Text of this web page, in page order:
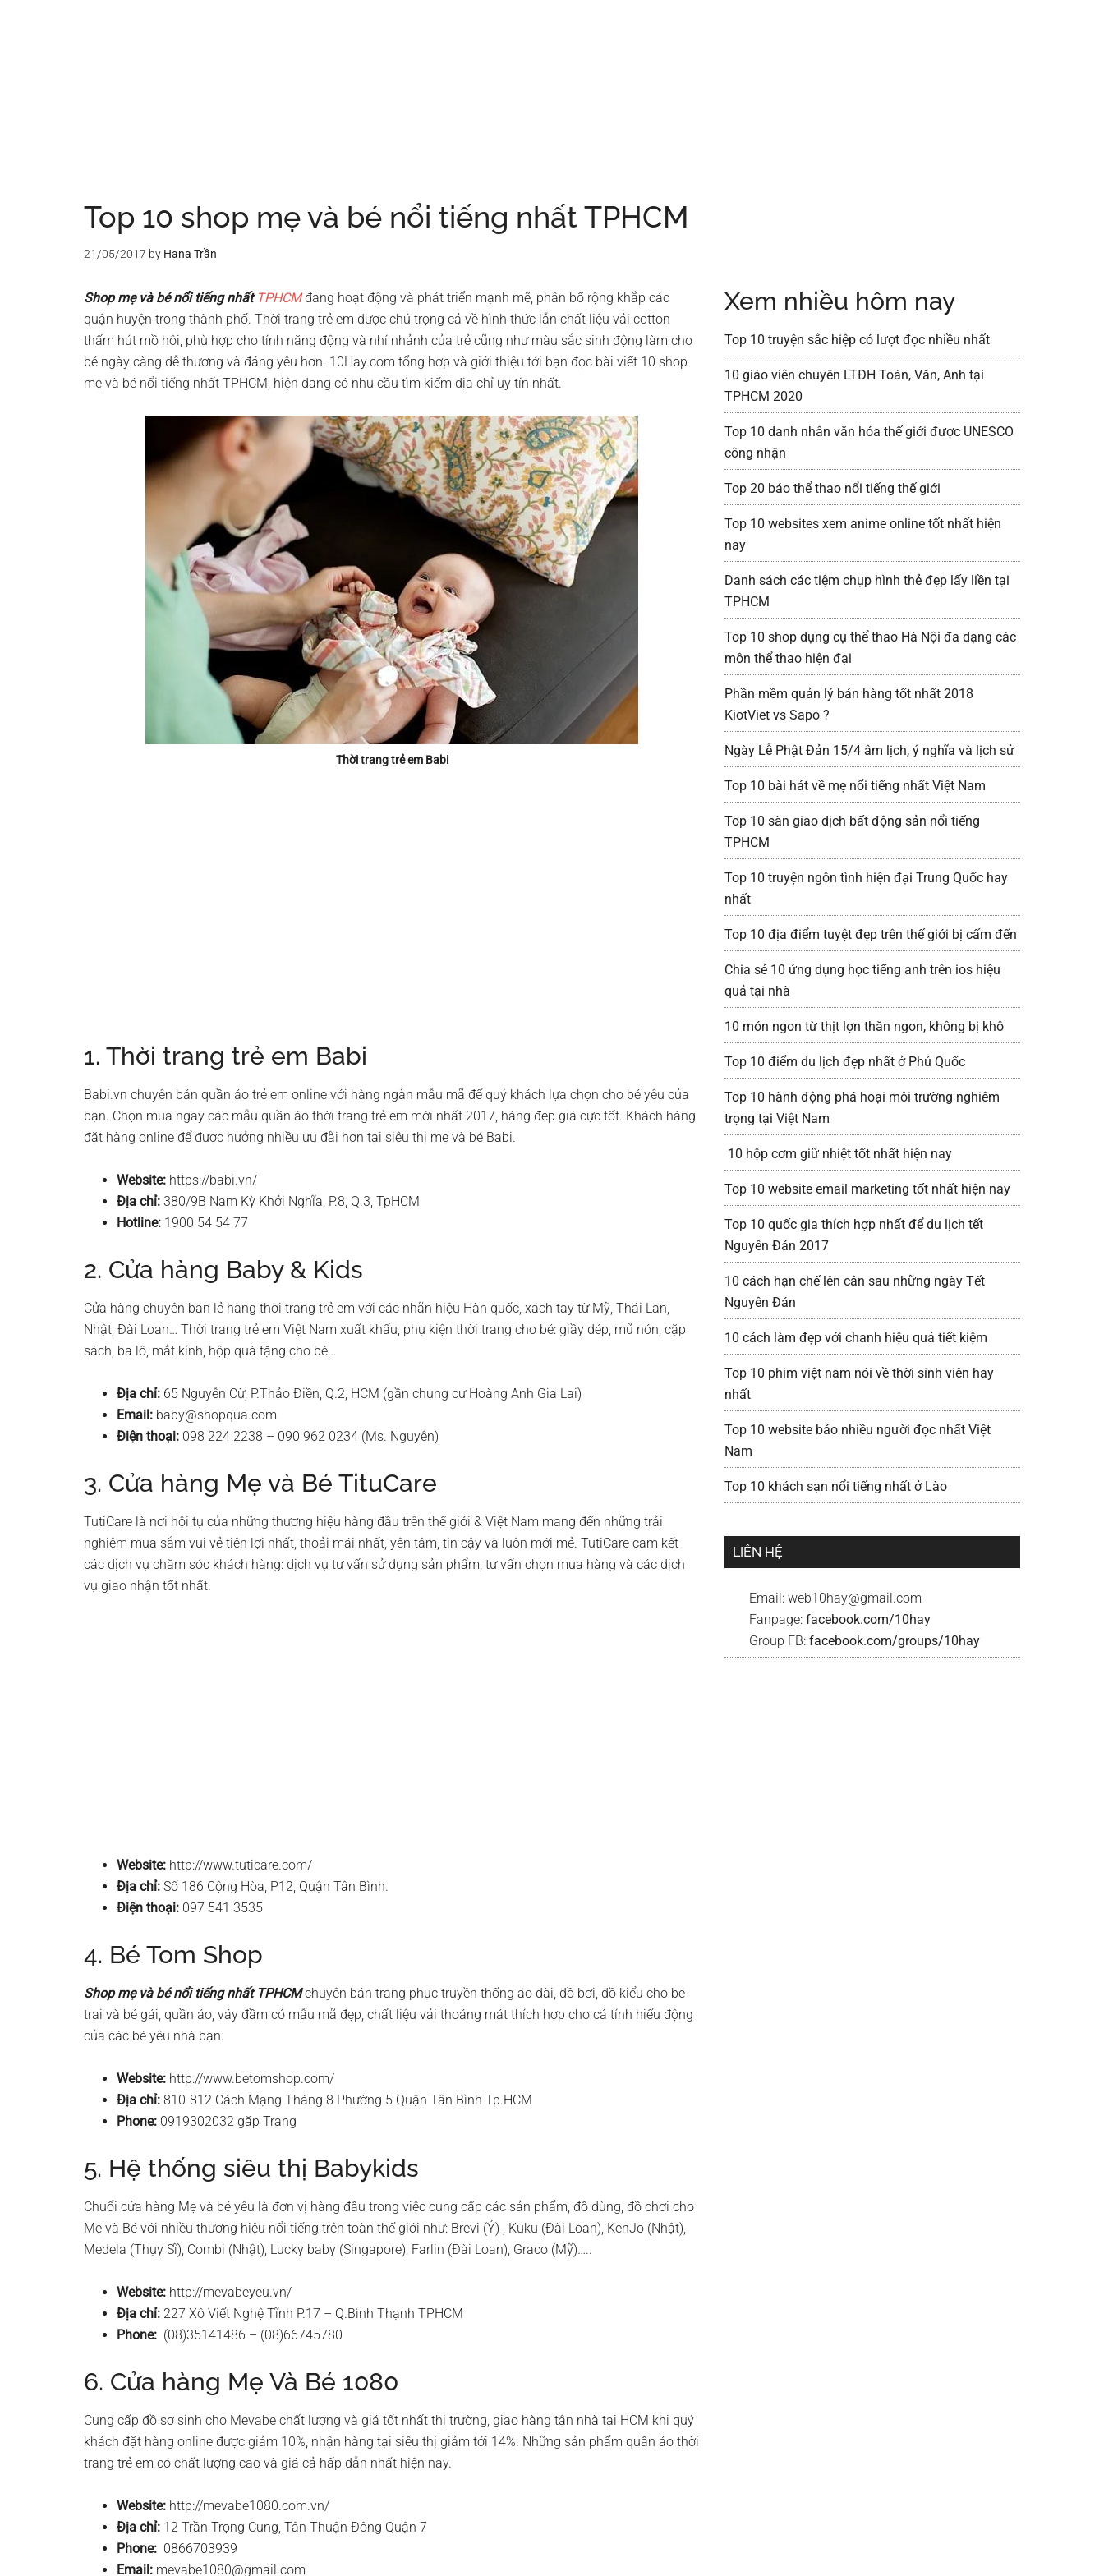
Top 10 shop mẹ và bé nổi tiếng nhất TPHCM
21/05/2017 by Hana Trần
Shop mẹ và bé nổi tiếng nhất TPHCM đang hoạt động và phát triển mạnh mẽ, phân bố rộng khắp các
quận huyện trong thành phố. Thời trang trẻ em được chú trọng cả về hình thức lẫn chất liệu vải cotton
thấm hút mồ hôi, phù hợp cho tính năng động và nhí nhảnh của trẻ cũng như màu sắc sinh động làm cho
bé ngày càng dễ thương và đáng yêu hơn. 10Hay.com tổng hợp và giới thiệu tới bạn đọc bài viết 10 shop
mẹ và bé nổi tiếng nhất TPHCM, hiện đang có nhu cầu tìm kiếm địa chỉ uy tín nhất.
Thời trang trẻ em Babi
1. Thời trang trẻ em Babi
Babi.vn chuyên bán quần áo trẻ em online với hàng ngàn mẫu mã để quý khách lựa chọn cho bé yêu của
bạn. Chọn mua ngay các mẫu quần áo thời trang trẻ em mới nhất 2017, hàng đẹp giá cực tốt. Khách hàng
đặt hàng online để được hưởng nhiều ưu đãi hơn tại siêu thị mẹ và bé Babi.
Website: https://babi.vn/
Địa chỉ: 380/9B Nam Kỳ Khởi Nghĩa, P.8, Q.3, TpHCM
Hotline: 1900 54 54 77
2. Cửa hàng Baby & Kids
Cửa hàng chuyên bán lẻ hàng thời trang trẻ em với các nhãn hiệu Hàn quốc, xách tay từ Mỹ, Thái Lan,
Nhật, Đài Loan… Thời trang trẻ em Việt Nam xuất khẩu, phụ kiện thời trang cho bé: giầy dép, mũ nón, cặp
sách, ba lô, mắt kính, hộp quà tặng cho bé…
Địa chỉ: 65 Nguyễn Cừ, P.Thảo Điền, Q.2, HCM (gần chung cư Hoàng Anh Gia Lai)
Email: baby@shopqua.com
Điện thoại: 098 224 2238 – 090 962 0234 (Ms. Nguyên)
3. Cửa hàng Mẹ và Bé TituCare
TutiCare là nơi hội tụ của những thương hiệu hàng đầu trên thế giới & Việt Nam mang đến những trải
nghiệm mua sắm vui vẻ tiện lợi nhất, thoải mái nhất, yên tâm, tin cậy và luôn mới mẻ. TutiCare cam kết
các dịch vụ chăm sóc khách hàng: dịch vụ tư vấn sử dụng sản phẩm, tư vấn chọn mua hàng và các dịch
vụ giao nhận tốt nhất.
Website: http://www.tuticare.com/
Địa chỉ: Số 186 Cộng Hòa, P12, Quận Tân Bình.
Điện thoại: 097 541 3535
4. Bé Tom Shop
Shop mẹ và bé nổi tiếng nhất TPHCM chuyên bán trang phục truyền thống áo dài, đồ bơi, đồ kiểu cho bé
trai và bé gái, quần áo, váy đầm có mẫu mã đẹp, chất liệu vải thoáng mát thích hợp cho cá tính hiếu động
của các bé yêu nhà bạn.
Website: http://www.betomshop.com/
Địa chỉ: 810-812 Cách Mạng Tháng 8 Phường 5 Quận Tân Bình Tp.HCM
Phone: 0919302032 gặp Trang
5. Hệ thống siêu thị Babykids
Chuổi cửa hàng Mẹ và bé yêu là đơn vị hàng đầu trong việc cung cấp các sản phẩm, đồ dùng, đồ chơi cho
Mẹ và Bé với nhiều thương hiệu nổi tiếng trên toàn thế giới như: Brevi (Ý) , Kuku (Đài Loan), KenJo (Nhật),
Medela (Thụy Sĩ), Combi (Nhật), Lucky baby (Singapore), Farlin (Đài Loan), Graco (Mỹ)…..
Website: http://mevabeyeu.vn/
Địa chỉ: 227 Xô Viết Nghệ Tĩnh P.17 – Q.Bình Thạnh TPHCM
Phone: (08)35141486 – (08)66745780
6. Cửa hàng Mẹ Và Bé 1080
Cung cấp đồ sơ sinh cho Mevabe chất lượng và giá tốt nhất thị trường, giao hàng tận nhà tại HCM khi quý
khách đặt hàng online được giảm 10%, nhận hàng tại siêu thị giảm tới 14%. Những sản phẩm quần áo thời
trang trẻ em có chất lượng cao và giá cả hấp dẫn nhất hiện nay.
Website: http://mevabe1080.com.vn/
Địa chỉ: 12 Trần Trọng Cung, Tân Thuận Đông Quận 7
Phone: 0866703939
Email: mevabe1080@gmail.com
Xem nhiều hôm nay
Top 10 truyện sắc hiệp có lượt đọc nhiều nhất
10 giáo viên chuyên LTĐH Toán, Văn, Anh tại
TPHCM 2020
Top 10 danh nhân văn hóa thế giới được UNESCO
công nhận
Top 20 báo thể thao nổi tiếng thế giới
Top 10 websites xem anime online tốt nhất hiện
nay
Danh sách các tiệm chụp hình thẻ đẹp lấy liền tại
TPHCM
Top 10 shop dụng cụ thể thao Hà Nội đa dạng các
môn thể thao hiện đại
Phần mềm quản lý bán hàng tốt nhất 2018
KiotViet vs Sapo ?
Ngày Lễ Phật Đản 15/4 âm lịch, ý nghĩa và lịch sử
Top 10 bài hát về mẹ nổi tiếng nhất Việt Nam
Top 10 sàn giao dịch bất động sản nổi tiếng
TPHCM
Top 10 truyện ngôn tình hiện đại Trung Quốc hay
nhất
Top 10 địa điểm tuyệt đẹp trên thế giới bị cấm đến
Chia sẻ 10 ứng dụng học tiếng anh trên ios hiệu
quả tại nhà
10 món ngon từ thịt lợn thăn ngon, không bị khô
Top 10 điểm du lịch đẹp nhất ở Phú Quốc
Top 10 hành động phá hoại môi trường nghiêm
trọng tại Việt Nam
10 hộp cơm giữ nhiệt tốt nhất hiện nay
Top 10 website email marketing tốt nhất hiện nay
Top 10 quốc gia thích hợp nhất để du lịch tết
Nguyên Đán 2017
10 cách hạn chế lên cân sau những ngày Tết
Nguyên Đán
10 cách làm đẹp với chanh hiệu quả tiết kiệm
Top 10 phim việt nam nói về thời sinh viên hay
nhất
Top 10 website báo nhiều người đọc nhất Việt
Nam
Top 10 khách sạn nổi tiếng nhất ở Lào
LIÊN HỆ
Email: web10hay@gmail.com
Fanpage: facebook.com/10hay
Group FB: facebook.com/groups/10hay